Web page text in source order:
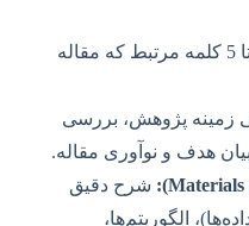
3 تا 5 کلمه مرتبط که مقاله
زمینه پژوهش، بررسی
شرح دقیق
الگوریتم‌ها،